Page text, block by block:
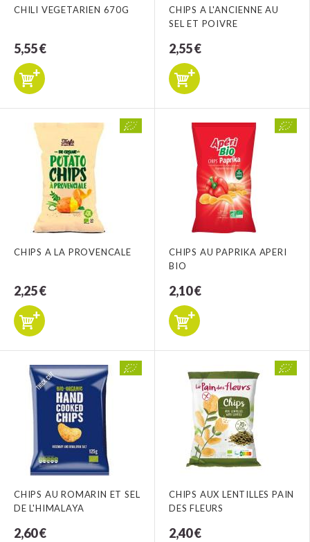
CHILI VEGETARIEN 670G
5,55 €
CHIPS A L'ANCIENNE AU
SEL ET POIVRE
2,55 €
CHIPS A LA PROVENCALE
2,25 €
CHIPS AU PAPRIKA APERI
BIO
2,10 €
CHIPS AU ROMARIN ET SEL
DE L'HIMALAYA
2,60 €
CHIPS AUX LENTILLES PAIN
DES FLEURS
2,40 €